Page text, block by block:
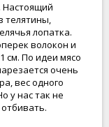
Настоящий
телятины,
лопатка.
волокон и
см. По идеи мясо
очень
вес одного
у нас так не